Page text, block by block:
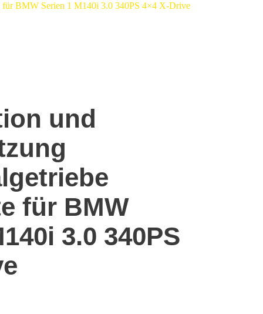
für BMW Serien 1 M140i 3.0 340PS 4×4 X-Drive
und
für BMW
3.0 340PS